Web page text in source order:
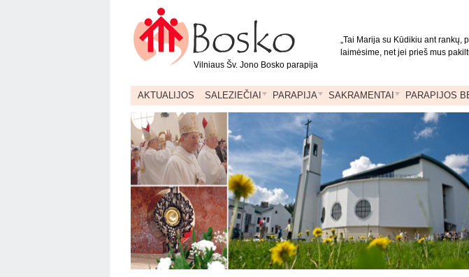
„Tai Marija su Kūdikiu ant
laimėsime, net jei prieš mus
Vilniaus Šv. Jono Bosko parapija
AKTUALIJOS SALEZIEČIAI PARAPIJA SAKRAMENTAI PARAPIJOS